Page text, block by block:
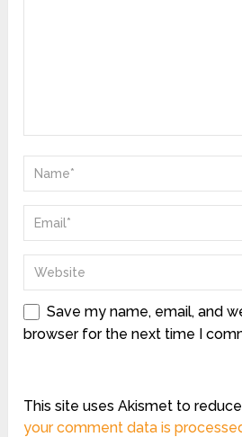
Save my name, email, and
browser for the next time I
This site uses Akismet to
your comment data is